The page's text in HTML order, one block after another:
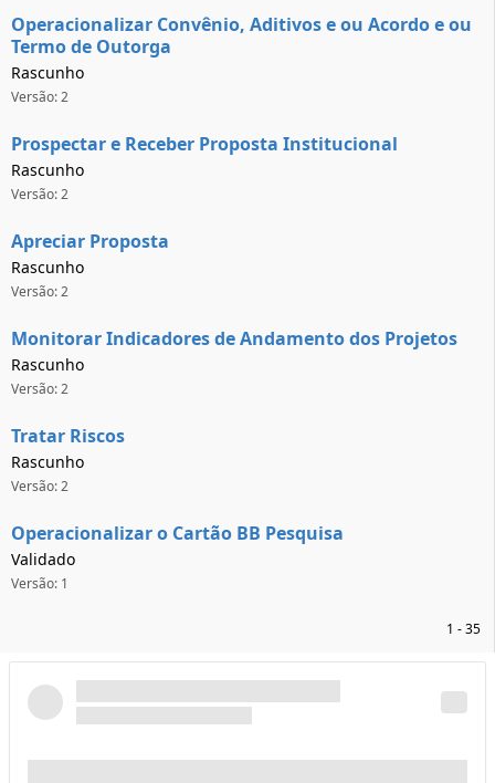
Operacionalizar Convênio, Aditivos e ou Acordo e ou
Termo de Outorga
Rascunho
Versão: 2
Prospectar e Receber Proposta Institucional
Rascunho
Versão: 2
Apreciar Proposta
Rascunho
Versão: 2
Monitorar Indicadores de Andamento dos Projetos
Rascunho
Versão: 2
Tratar Riscos
Rascunho
Versão: 2
Operacionalizar o Cartão BB Pesquisa
Validado
Versão: 1
1 - 35